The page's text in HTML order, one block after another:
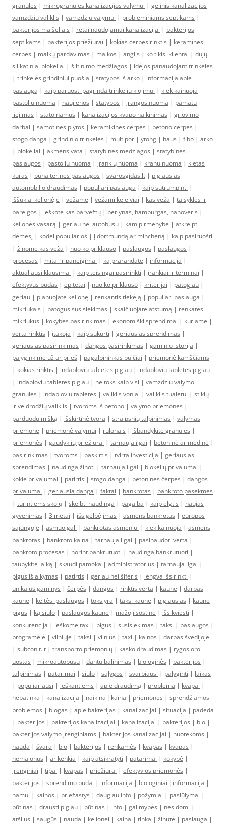
granules | mikrogranules kanalizacijos valymui | gelinis kanalizacijos
vamzdziu valiklis | vamzdziu valymui | probleminiams septikams |
bakterijos maišeliais | retai naudojamai kanalizacijai | bakterijos
septikams | bakterijos priežiūrai | kokias cerpes rinktis | keramines
cerpes | malkų pardavimas | malkos | anglis | ko tikisi klientai | dujų
silikatiniai blokeliai | šiltinimo medžiagos | idėjos panaudojant trinkeles
| trinkelės grindiniui puošia | statybos iš arko | informacija apie
paslaugą | kaip paruosti pagrinda trinkeliu klojimui | kiek kainuoja
pastoliu nuoma | naujienos | statybos | įrangos nuoma | pamatu
liejimas | stato namus | kanalizacijos kvapo naikinimas | griovimo
darbai | samotines plytos | keramikines cerpes | betono cerpes |
stogo danga | grindinio trinkeles | multipor | ytong | haus | fibo | arko
| blokeliai | akmens vata | statybines medziagos | statybinės
paslaugos | pastoliu nuoma | įrankių nuoma | kranu nuoma | kietas
kuras | buhalterines paslaugos | svarosgidas.lt | pigiausias
automobilio draudimas | populiari paslauga | kaip sutrumpinti |
iššūkiai kelionėje | vežame | vežami keleiviai | kas veža | taisyklės ir
pareigos | ieškote kas parvežtų | berlynas, hamburgas, hanoveris |
kelionės vasarą | geriau nei autobusu | kam pirmenybė | atkreipti
dėmesį | kodėl populiarios | į dortmundą ar mincheną | kaip pasiruošti
| žinome kas veža | nuo ko priklauso | paslaugos | paslaugos |
procesas | mitai ir paneigimai | ką prarandate | informacija |
aktualiausi klausimai | kaip teisingai pasirinkti | įrankiai ir terminai |
efektyvus būdas | epitetai | nuo ko priklauso | kriterijai | patogiau |
geriau | planuojate kelionę | renkantis tiekėją | populiari paslauga |
mikriukais | patogus susisiekimas | skaičiuojate atstumą | renkatės
mikriukus | kokybės pasirinkimas | ekonomiški sprendimai | kuriame |
verta rinktis | įtakoja | kaip sukurti | geriausias sprendimas |
geriausias pasirinkimas | dangos pasirinkimas | gaminio istorija |
palyginkime už ar prieš | pagalbininkas buičiai | priemonė kamščiams
| kokias rinktis | indaploviu tabletes pigiau | indaploviu tabletes pigiau
| indaploviu tabletes pigiau | ne toks kaip visi | vamzdziu valymo
granules | indaploviu tabletes | valiklis voniai | valiklis tualetui | stiklų
ir veidrodžių valiklis | tvoroms iš betono | valymo priemonės |
parduodu mišką | išskirtinė tvora | straipsnių talpinimas | valymas
priemone | priemonė valymui | rulonais | išbandykite granules |
priemonės | gaudyklių priežiūrai | tarnauja ilgai | betoninė ar medinė |
pasirinkimas | tvoroms | paskirtis | tvirta investicija | geriausias
sprendimas | naudinga žinoti | tarnauja ilgai | blokelių privalumai |
kokie privalumai | patirtis | stogo danga | betoninės čerpės | dangos
privalumai | geriausia danga | faktai | bankrotas | bankroto pasekmės
| turintiems skolų | skelbti naudinga | pagalba | kaip elgtis | naujas
gyvenimas | 3 metai | išsigelbėjimas | asmens bankrotas | europos
sąjungoje | asmuo gali | bankrotas asmeniui | kiek kainuoja | asmens
bankrotas | bankroto kaina | tarnauja ilgai | pasinaudoti verta |
bankroto procesas | norint bankrutuoti | naudinga bankrutuoti |
taupykite laiką | skaudi pamoka | administratorius | tarnauja ilgai |
pigus išlaikymas | patirtis | geriau nei šiferis | lengva išsirinkti |
unikalus gaminys | čerpės | dangos | rinktis verta | kaune | darbas
kaune | keitėsi paslaugos | toks yra | taksi kaune | pigiausias | kaune
pigus | ką siūlo | paslaugos kaune | mažoji sostinė | išsikviesti |
konkurencija | ieškome taxi | pigus | susisiekimas | taksi | paslaugos |
programėlė | vilniuje | taksi | vilnius | taxi | kainos | darbas švedijoje
| subconit.lt | transporto priemonių | kasko draudimas | rygos oro
uostas | mikroautobusu | dantu balinimas | biologinės | bakterijos |
talpinimas | patarimai | siūlo | sąlygos | svarbiausi | palyginti | laikas
| populiariausi | ieškantiems | apie draudimą | problema | kvapai |
nepatinka | kanalizacija | naikina | kaina | priemonės | sprendžiamos
problemos | blogas | apie bakterijas | kanalizacijai | situacija | padeda
| bakterijos | bakterijos kanalizacijai | kanalizacijai | bakterijos | bio |
bakterijos valymo įrenginiams | bakterijos kanalizacijai | nuotekoms |
nauda | švara | bio | bakterijos | renkamės | kvapas | kvapas |
nemalonus | ar kenkia | kaip atsikratyti | patarimai | kokybė |
įrenginiai | tipai | kvapas | priežiūrai | efektyvios priemonės |
bakterijos | sprendimo būdai | informacija | biologiniai | informacija |
namui | kainos | priežastys | daugiau info | požymiai | pasiūlymai |
būtinas | drausti pigiau | būtinas | info | galimybės | nesidomi |
atšilus | saugūs | nauda | kelionei | kaina | tinka | žinutė | paslauga |